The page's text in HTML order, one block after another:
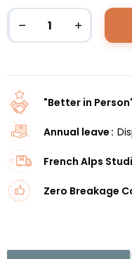
"Better in
Annual leave
French Alps
Zero Breakage